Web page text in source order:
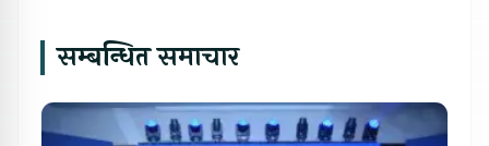
सम्बन्धित समाचार